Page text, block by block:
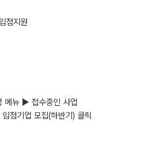
점지원
뉴 ▶ 접수중인 사업
기업 모집(하반기) 클릭